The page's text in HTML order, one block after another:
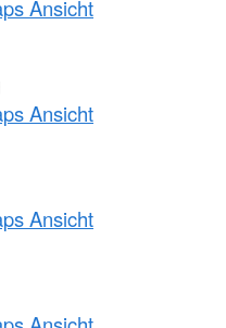
Ansicht
Ansicht
Ansicht